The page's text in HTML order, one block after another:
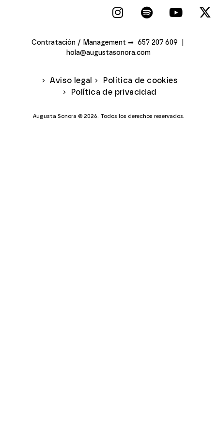
Contratación / Management ➡ 657 207 609 |
hola@augustasonora.com
Aviso legal
Política de cookies
Política de privacidad
Augusta Sonora © 2026. Todos los derechos reservados.